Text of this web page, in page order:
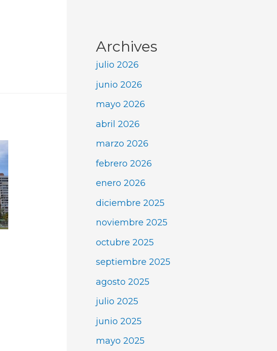
Archives
julio 2026
junio 2026
mayo 2026
abril 2026
marzo 2026
febrero 2026
enero 2026
diciembre 2025
noviembre 2025
octubre 2025
septiembre 2025
agosto 2025
julio 2025
junio 2025
mayo 2025